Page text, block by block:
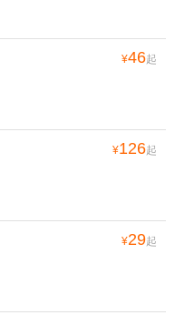
¥46起
¥126起
¥29起